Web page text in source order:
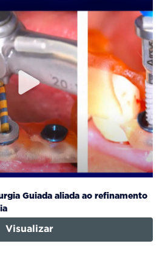
Guiada aliada ao refinamento
Visualizar